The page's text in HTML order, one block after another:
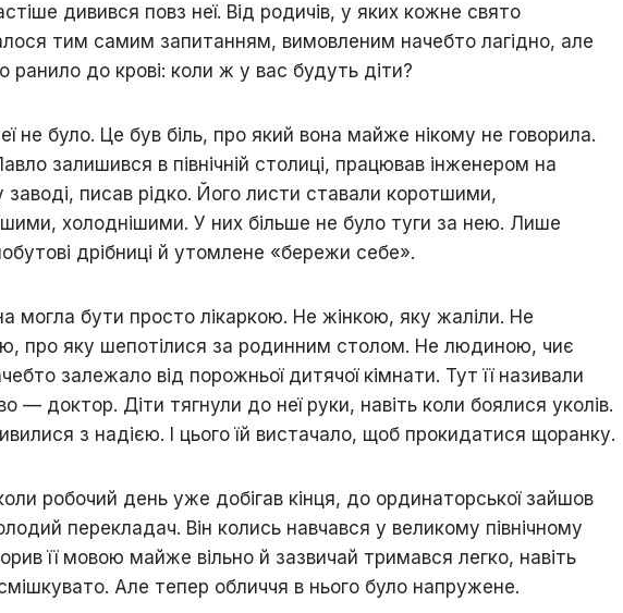
дивився повз неї. Від родичів, у яких кожне свято
тим самим запитанням, вимовленим начебто лагідно, але
ранило до крові: коли ж у вас будуть діти?
не було. Це був біль, про який вона майже нікому не говорила.
залишився в північній столиці, працював інженером на
заводі, писав рідко. Його листи ставали коротшими,
холоднішими. У них більше не було туги за нею. Лише
дрібниці й утомлене «бережи себе».
могла бути просто лікаркою. Не жінкою, яку жаліли. Не
про яку шепотілися за родинним столом. Не людиною, чиє
залежало від порожньої дитячої кімнати. Тут її називали
— доктор. Діти тягнули до неї руки, навіть коли боялися уколів.
з надією. І цього їй вистачало, щоб прокидатися щоранку.
робочий день уже добігав кінця, до ординаторської зайшов
перекладач. Він колись навчався у великому північному
її мовою майже вільно й зазвичай тримався легко, навіть
Але тепер обличчя в нього було напружене.